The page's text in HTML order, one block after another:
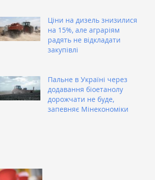
Ціни на дизель знизилися
на 15%, але аграріям
радять не відкладати
закупівлі
Пальне в Україні через
додавання біоетанолу
дорожчати не буде,
запевняє Мінекономіки